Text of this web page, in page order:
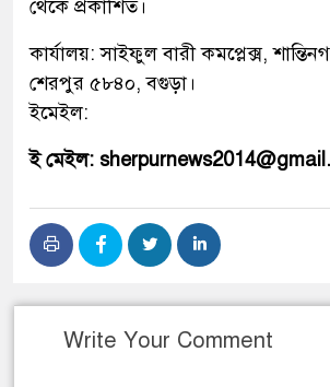
থেকে প্রকাশিত।
কার্যালয়: সাইফুল বারী কমপ্লেক্স,
শেরপুর ৫৮৪০, বগুড়া।
ইমেইল:
ই মেইল:
Write Your Comment